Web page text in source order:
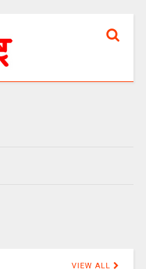
VIEW ALL